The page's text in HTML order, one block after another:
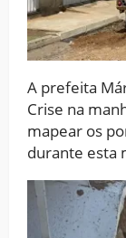
A prefeita
Crise na
mapear os
durante esta